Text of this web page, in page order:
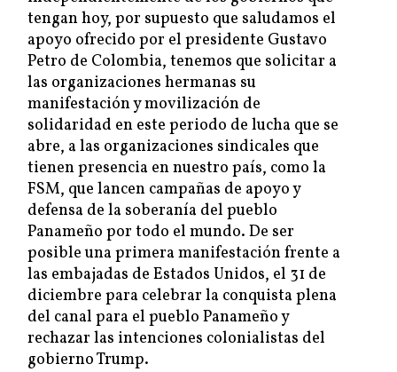
tengan hoy, por supuesto que saludamos el
apoyo ofrecido por el presidente Gustavo
Petro de Colombia, tenemos que solicitar a
las organizaciones hermanas su
manifestación y movilización de
solidaridad en este periodo de lucha que se
abre, a las organizaciones sindicales que
tienen presencia en nuestro país, como la
FSM, que lancen campañas de apoyo y
defensa de la soberanía del pueblo
Panameño por todo el mundo. De ser
posible una primera manifestación frente a
las embajadas de Estados Unidos, el 31 de
diciembre para celebrar la conquista plena
del canal para el pueblo Panameño y
rechazar las intenciones colonialistas del
gobierno Trump.